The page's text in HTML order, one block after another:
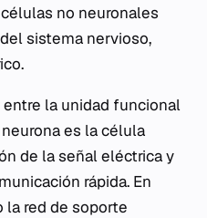
no neuronales
sistema nervioso,
la unidad funcional
es la célula
de la señal eléctrica y
rápida. En
la red de soporte